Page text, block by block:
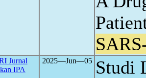
Jurnal
IPA
2025―Jun―05 Studi